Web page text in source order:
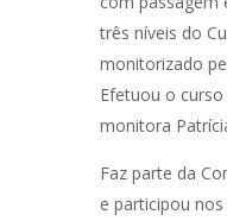
três níveis do
monitorizado
Efetuou o
monitora
Faz parte da
e participou